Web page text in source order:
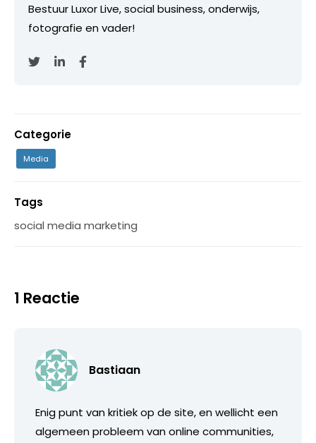
Bestuur Luxor Live, social business, onderwijs,
fotografie en vader!
Categorie
Media
Tags
social media marketing
1 Reactie
Bastiaan
Enig punt van kritiek op de site, en wellicht een
algemeen probleem van online communities,